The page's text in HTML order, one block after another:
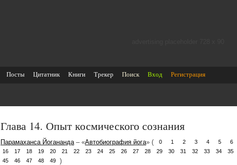
Посты Цитатник Книги Трекер Поиск Вход Регистрация
Глава 14. Опыт космического сознания
Парамаханса Йогананда – «Автобиография йога» ( 0 1 2 3 4 5 6
16
17 18 19 20 21 22 23 24 25 26 27 28 29 30 31 32 33 34 35
45
46 47 48 49
)